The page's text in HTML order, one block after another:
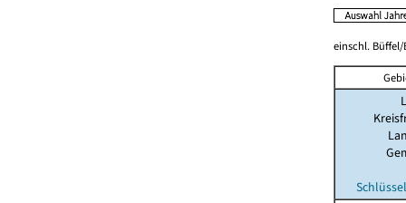
einschl. Büffel/